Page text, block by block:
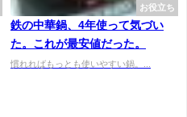
お役立ち
鉄の中華鍋、4年使って気づい
た。これが最安値だった。
慣れればもっとも使いやすい鍋。...